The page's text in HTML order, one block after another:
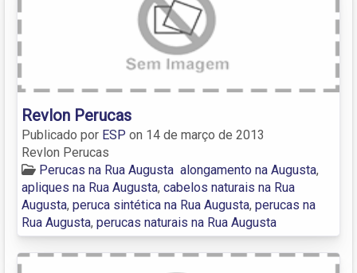
Revlon Perucas
Publicado por ESP on 14 de março de 2013
Revlon Perucas
Perucas na Rua Augusta alongamento na Augusta,
apliques na Rua Augusta, cabelos naturais na Rua
Augusta, peruca sintética na Rua Augusta, perucas na
Rua Augusta, perucas naturais na Rua Augusta